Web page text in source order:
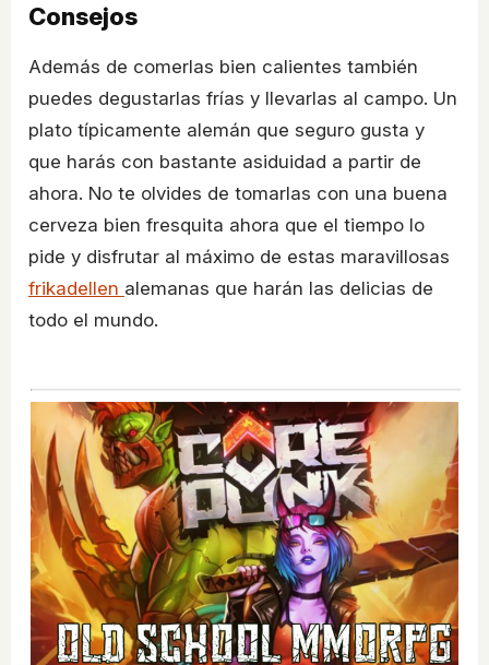
Consejos
Además de comerlas bien calientes también
puedes degustarlas frías y llevarlas al campo. Un
plato típicamente alemán que seguro gusta y
que harás con bastante asiduidad a partir de
ahora. No te olvides de tomarlas con una buena
cerveza bien fresquita ahora que el tiempo lo
pide y disfrutar al máximo de estas maravillosas
frikadellen alemanas que harán las delicias de
todo el mundo.